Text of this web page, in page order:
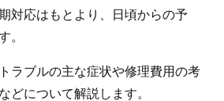
対応はもとより、日頃からの予
。
ラブルの主な症状や修理費用の考
どについて解説します。